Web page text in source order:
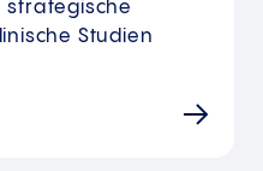
strategische
Studien